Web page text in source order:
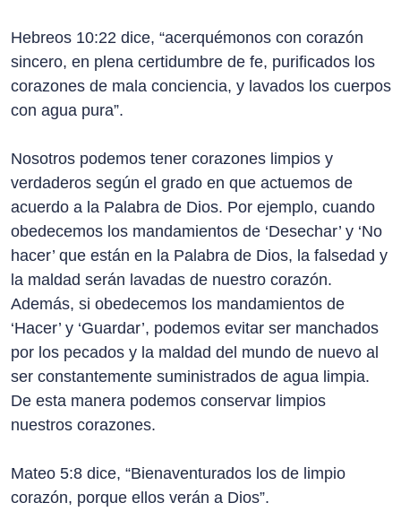
Hebreos 10:22 dice, “acerquémonos con corazón
sincero, en plena certidumbre de fe, purificados los
corazones de mala conciencia, y lavados los cuerpos
con agua pura”.
Nosotros podemos tener corazones limpios y
verdaderos según el grado en que actuemos de
acuerdo a la Palabra de Dios. Por ejemplo, cuando
obedecemos los mandamientos de ‘Desechar’ y ‘No
hacer’ que están en la Palabra de Dios, la falsedad y
la maldad serán lavadas de nuestro corazón.
Además, si obedecemos los mandamientos de
‘Hacer’ y ‘Guardar’, podemos evitar ser manchados
por los pecados y la maldad del mundo de nuevo al
ser constantemente suministrados de agua limpia.
De esta manera podemos conservar limpios
nuestros corazones.
Mateo 5:8 dice, “Bienaventurados los de limpio
corazón, porque ellos verán a Dios”.